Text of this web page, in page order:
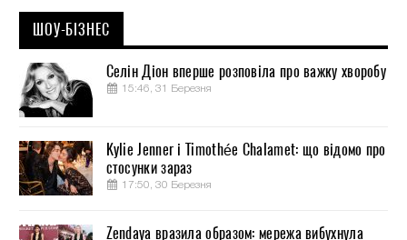
ШОУ-БІЗНЕС
Селін Діон вперше розповіла про важку хворобу
15:46, 31 Березня
Kylie Jenner і Timothée Chalamet: що відомо про
стосунки зараз
17:50, 30 Березня
Zendaya вразила образом: мережа вибухнула